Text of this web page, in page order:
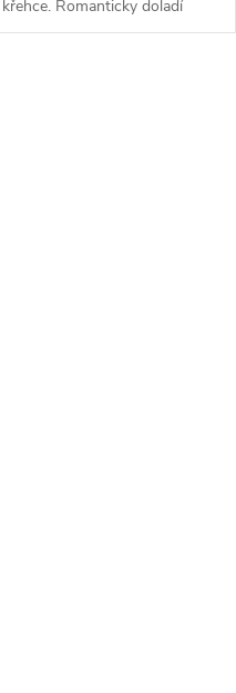
křehce. Romanticky doladí
dekorace, věnce, sváteční tabuli,